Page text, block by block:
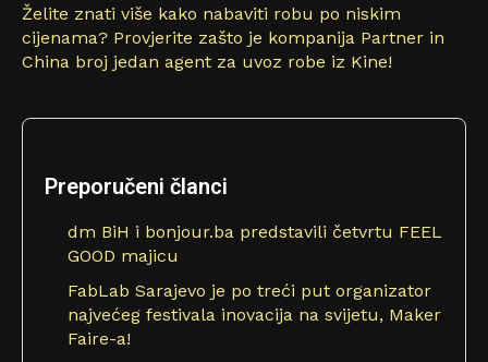
Želite znati više kako nabaviti robu po niskim
cijenama? Provjerite zašto je kompanija Partner in
China broj jedan agent za uvoz robe iz Kine!
Preporučeni članci
dm BiH i bonjour.ba predstavili četvrtu FEEL
GOOD majicu
FabLab Sarajevo je po treći put organizator
najvećeg festivala inovacija na svijetu, Maker
Faire-a!